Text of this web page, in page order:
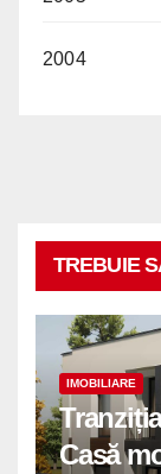
2004
TREBUIE
IMOBILIARE
Casă